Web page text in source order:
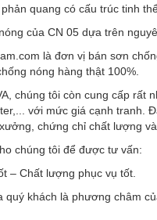
quang có cấu trúc tinh
của CN 05 dựa trên
là đơn vị bán sơn
nóng hàng thật 100%.
chúng tôi còn cung cấp rất
với mức giá cạnh tranh.
chứng chỉ chất lượng
chúng tôi để được tư vấn:
– Chất lượng phục vụ tốt
quý khách là phương châm